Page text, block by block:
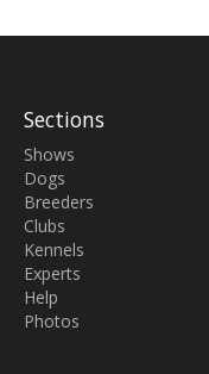
Sections
Shows
Dogs
Breeders
Clubs
Kennels
Experts
Help
Photos